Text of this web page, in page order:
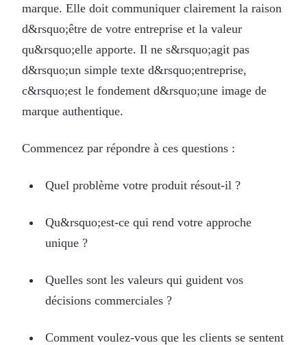
marque. Elle doit communiquer clairement la raison
d&rsquo;être de votre entreprise et la valeur
qu&rsquo;elle apporte. Il ne s&rsquo;agit pas
d&rsquo;un simple texte d&rsquo;entreprise,
c&rsquo;est le fondement d&rsquo;une image de
marque authentique.
Commencez par répondre à ces questions :
Quel problème votre produit résout-il ?
Qu&rsquo;est-ce qui rend votre approche
unique ?
Quelles sont les valeurs qui guident vos
décisions commerciales ?
Comment voulez-vous que les clients se sentent